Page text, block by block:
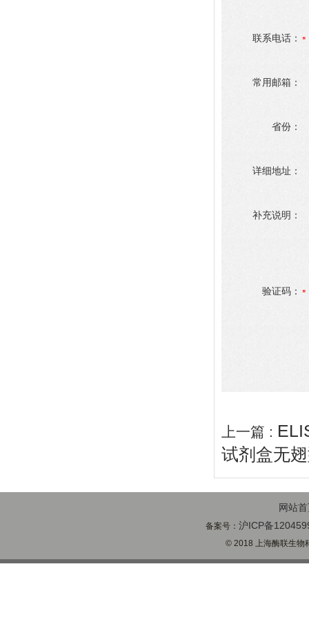
联系电话：
常用邮箱：
省份：
详细地址：
补充说明：
验证码：
上一篇 :
试剂盒无
网站
备案号：沪ICP备
© 2018 上海酶联生物